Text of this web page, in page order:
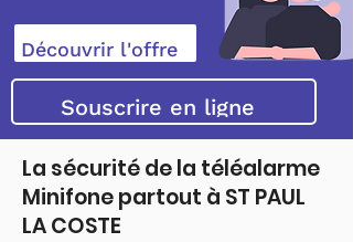
Découvrir l'offre
Souscrire en ligne
La sécurité de la téléalarme
Minifone partout à ST PAUL
LA COSTE